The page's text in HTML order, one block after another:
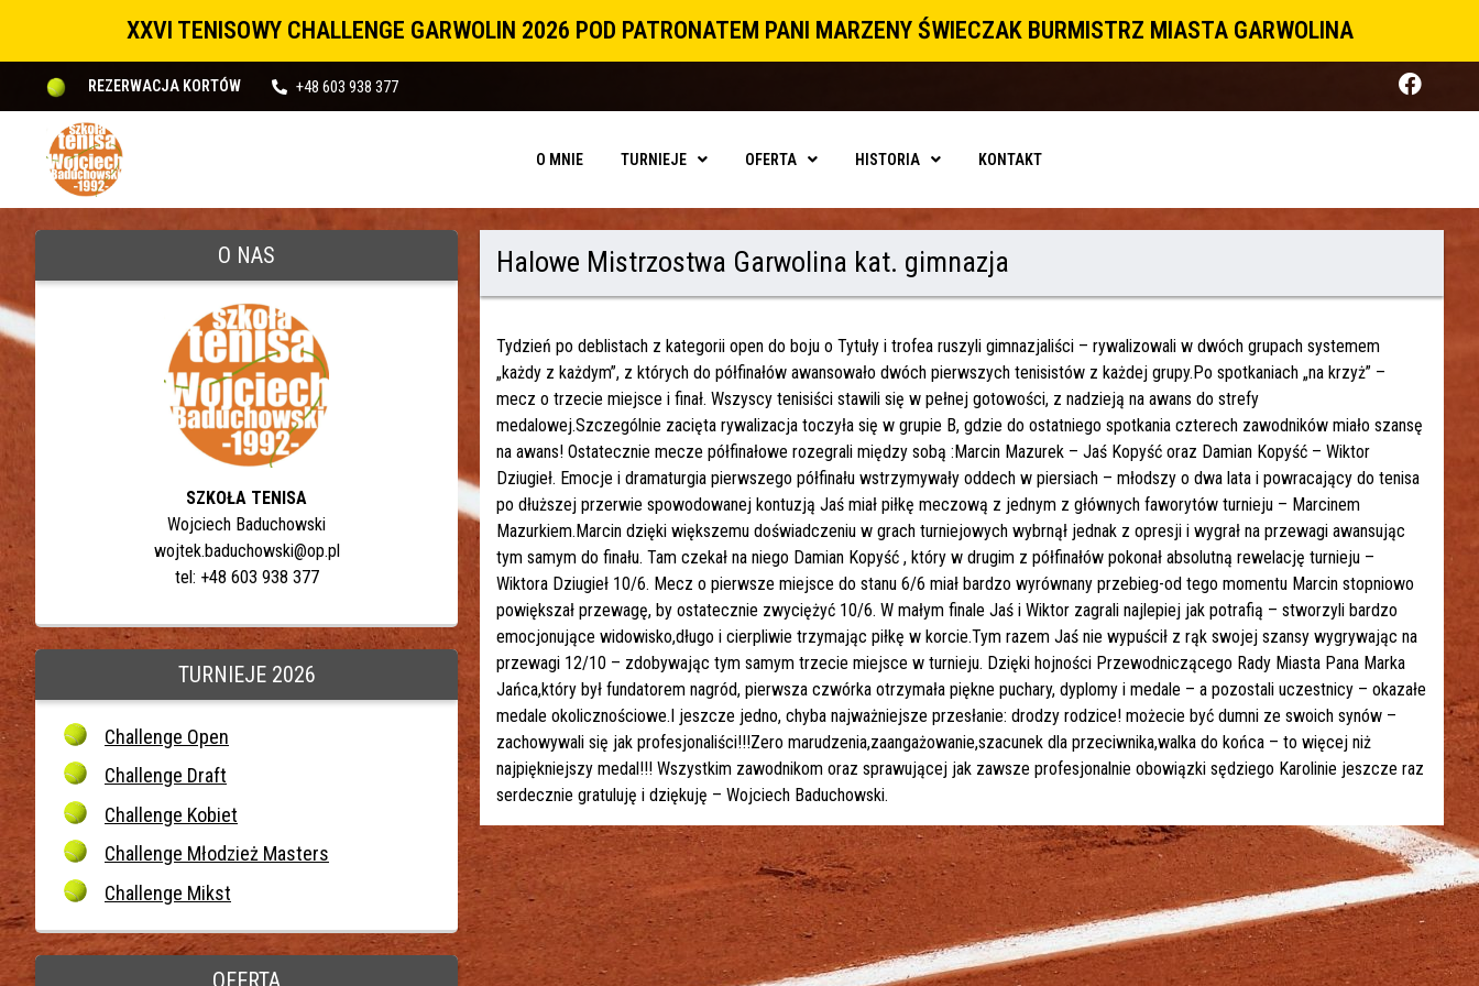
XXVI TENISOWY CHALLENGE GARWOLIN 2026 POD PATRONATEM PANI MARZENY ŚWIECZAK BURMISTRZ MIASTA GARWOLINA
REZERWACJA KORTÓW +48 603 938 377
O MNIE TURNIEJE OFERTA HISTORIA KONTAKT
Halowe Mistrzostwa Garwolina kat. gimnazja
Tydzień po deblistach z kategorii open do boju o Tytuły i trofea ruszyli gimnazjaliści – rywalizowali w dwóch grupach systemem
„każdy z każdym”, z których do półfinałów awansowało dwóch pierwszych tenisistów z każdej grupy.Po spotkaniach „na krzyż” –
mecz o trzecie miejsce i finał. Wszyscy tenisiści stawili się w pełnej gotowości, z nadzieją na awans do strefy
medalowej.Szczególnie zacięta rywalizacja toczyła się w grupie B, gdzie do ostatniego spotkania czterech zawodników miało szansę
na awans! Ostatecznie mecze półfinałowe rozegrali między sobą :Marcin Mazurek – Jaś Kopyść oraz Damian Kopyść – Wiktor
Dziugieł. Emocje i dramaturgia pierwszego półfinału wstrzymywały oddech w piersiach – młodszy o dwa lata i powracający do tenisa
po dłuższej przerwie spowodowanej kontuzją Jaś miał piłkę meczową z jednym z głównych faworytów turnieju – Marcinem
Mazurkiem.Marcin dzięki większemu doświadczeniu w grach turniejowych wybrnął jednak z opresji i wygrał na przewagi awansując
tym samym do finału. Tam czekał na niego Damian Kopyść , który w drugim z półfinałów pokonał absolutną rewelację turnieju –
Wiktora Dziugieł 10/6. Mecz o pierwsze miejsce do stanu 6/6 miał bardzo wyrównany przebieg-od tego momentu Marcin stopniowo
powiększał przewagę, by ostatecznie zwyciężyć 10/6. W małym finale Jaś i Wiktor zagrali najlepiej jak potrafią – stworzyli bardzo
emocjonujące widowisko,długo i cierpliwie trzymając piłkę w korcie.Tym razem Jaś nie wypuścił z rąk swojej szansy wygrywając na
przewagi 12/10 – zdobywając tym samym trzecie miejsce w turnieju. Dzięki hojności Przewodniczącego Rady Miasta Pana Marka
Jańca,który był fundatorem nagród, pierwsza czwórka otrzymała piękne puchary, dyplomy i medale – a pozostali uczestnicy – okazałe
medale okolicznościowe.I jeszcze jedno, chyba najważniejsze przesłanie: drodzy rodzice! możecie być dumni ze swoich synów –
zachowywali się jak profesjonaliści!!!Zero marudzenia,zaangażowanie,szacunek dla przeciwnika,walka do końca – to więcej niż
najpiękniejszy medal!!! Wszystkim zawodnikom oraz sprawującej jak zawsze profesjonalnie obowiązki sędziego Karolinie jeszcze raz
serdecznie gratuluję i dziękuję – Wojciech Baduchowski.
O NAS
SZKOŁA TENISA
Wojciech Baduchowski
wojtek.baduchowski@op.pl
tel: +48 603 938 377
TURNIEJE 2026
Challenge Open
Challenge Draft
Challenge Kobiet
Challenge Młodzież Masters
Challenge Mikst
OFERTA